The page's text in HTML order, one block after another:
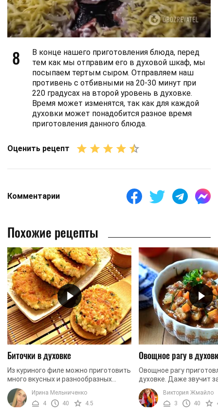
8
В конце нашего приготовления блюда, перед
тем как мы отправим его в духовой шкаф, мы
посыпаем тертым сыром. Отправляем наш
противень с отбивными на 20-30 минут при
220 градусах на второй уровень в духовке.
Время может изменятся, так как для каждой
духовки может понадобится разное время
приготовления данного блюда.
Оценить рецепт
Комментарии
Похожие рецепты
Биточки в духовке
Из куриного филе можно приготовить
много вкусных и разнообразных
блюд. Сегодня предлагаем вам
рецепт нежных, сочных и ароматных
биточков. Некоторые ...
Ирина Мельниченко
4
40 4.5
Овощное рагу в
Овощное рагу
духовке. Даже звучит
на вкус - просто
Сегодня мы
рагу в горшочках, ...
Виктория Жмайло
3
40